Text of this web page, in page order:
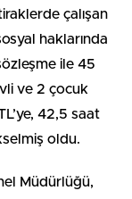
çalışan
haklarında
ile 45
ve 2 çocuk
42,5 saat
oldu.
Müdürlüğü,